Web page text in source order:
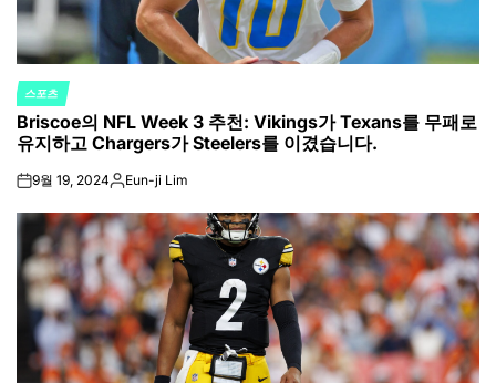
POSTED
IN
스포츠
Briscoe의 NFL Week 3 추천: Vikings가 Texans를 무패로
유지하고 Chargers가 Steelers를 이겼습니다.
on9월 19, 2024Posted
Eun-ji Lim